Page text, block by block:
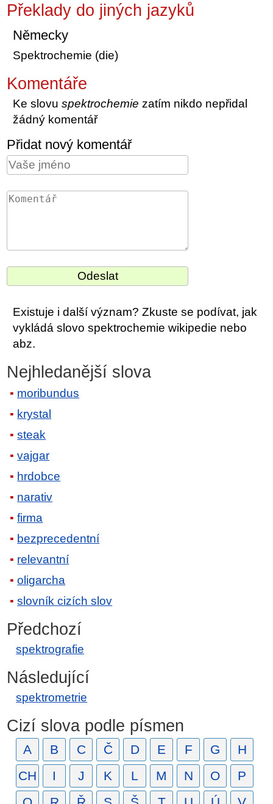
Překlady do jiných jazyků
Německy
Spektrochemie (die)
Komentáře
Ke slovuspektrochemie zatím nikdo nepřidal
žádný komentář
Přidat nový komentář
Existuje i další význam? Zkuste se podívat, jak
vykládá slovo spektrochemie wikipedie nebo
abz.
Nejhledanější slova
moribundus
krystal
steak
vajgar
hrdobce
narativ
firma
bezprecedentní
relevantní
oligarcha
slovník cizích slov
Předchozí
spektrografie
Následující
spektrometrie
Cizí slova podle písmen
A B C Č D E F G
H
CH
I J K L M N O
P